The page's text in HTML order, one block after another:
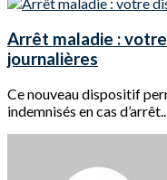
Arrêt maladie :
journalières
Ce nouveau dispositif
indemnisés en cas